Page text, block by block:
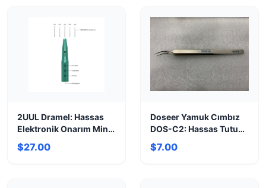
2UUL Dramel: Hassas
Elektronik Onarım Mini
Taşlama Seti
$27.00
Doseer Yamuk Cımbız
DOS-C2: Hassas Tutuş,
Kusursuz Kaşlar!
$7.00